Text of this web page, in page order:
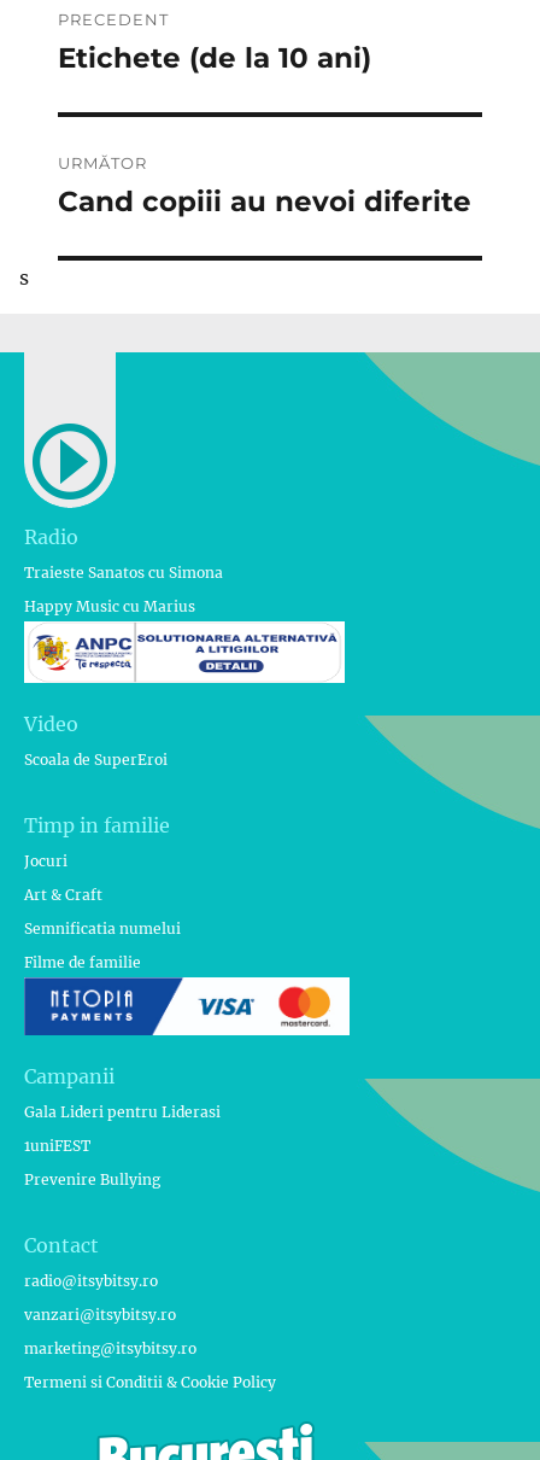
în
PRECEDENT
Articolul
Etichete (de la 10 ani)
URMĂTOR
Articolul
Cand copiii au nevoi diferite
s
Radio
Traieste Sanatos cu Simona
Happy Music cu Marius
Video
Scoala de SuperEroi
Timp in familie
Jocuri
Art & Craft
Semnificatia numelui
Filme de familie
Campanii
Gala Lideri pentru Liderasi
1uniFEST
Prevenire Bullying
Contact
radio@itsybitsy.ro
vanzari@itsybitsy.ro
marketing@itsybitsy.ro
Termeni si Conditii & Cookie Policy